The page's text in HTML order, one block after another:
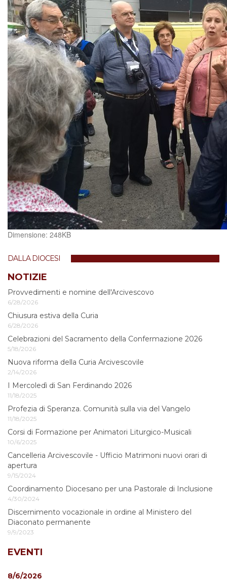
Clicca
vedere
alle
originali…
Dimensione: 248KB
DALLA DIOCESI
NOTIZIE
Provvedimenti e nomine dell'Arcivescovo
6/28/2026
Chiusura estiva della Curia
6/28/2026
Celebrazioni del Sacramento della Confermazione 2026
5/18/2026
Nuova riforma della Curia Arcivescovile
2/14/2026
I Mercoledì di San Ferdinando 2026
11/18/2025
Profezia di Speranza. Comunità sulla via del Vangelo
11/18/2025
Corsi di Formazione per Animatori Liturgico-Musicali
10/6/2025
Cancelleria Arcivescovile - Ufficio Matrimoni nuovi orari di
apertura
9/15/2024
Coordinamento Diocesano per una Pastorale di Inclusione
4/30/2024
Discernimento vocazionale in ordine al Ministero del
Diaconato permanente
9/9/2023
EVENTI
8/6/2026